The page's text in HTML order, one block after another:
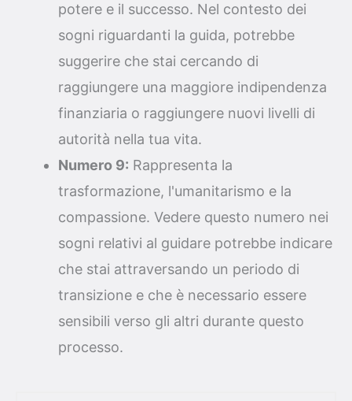
potere e il successo. Nel contesto dei
sogni riguardanti la guida, potrebbe
suggerire che stai cercando di
raggiungere una maggiore indipendenza
finanziaria o raggiungere nuovi livelli di
autorità nella tua vita.
Numero 9: Rappresenta la
trasformazione, l'umanitarismo e la
compassione. Vedere questo numero nei
sogni relativi al guidare potrebbe indicare
che stai attraversando un periodo di
transizione e che è necessario essere
sensibili verso gli altri durante questo
processo.